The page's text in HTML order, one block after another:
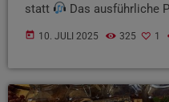
statt
Das ausführliche
today 10. JULI 2025 325 1